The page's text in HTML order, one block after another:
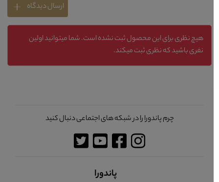
ارسال دیدگاه
هیچ نظری برای این محصول ثبت نشده است. شما میتوانید اولین
نفری باشید که نظری ثبت میکند.
چرم پاندورا را در شبکه های اجتماعی دنبال کنید
پاندورا